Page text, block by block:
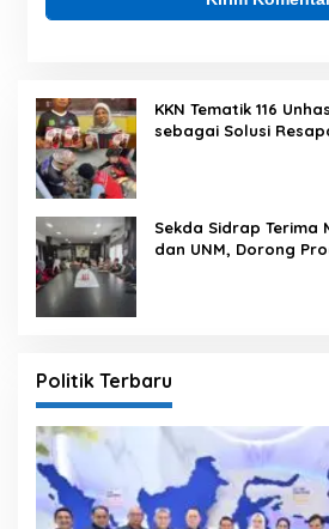
KKN Tematik 116
sebagai Solusi
Sekda Sidrap Terima
dan UNM, Dorong
Politik Terbaru